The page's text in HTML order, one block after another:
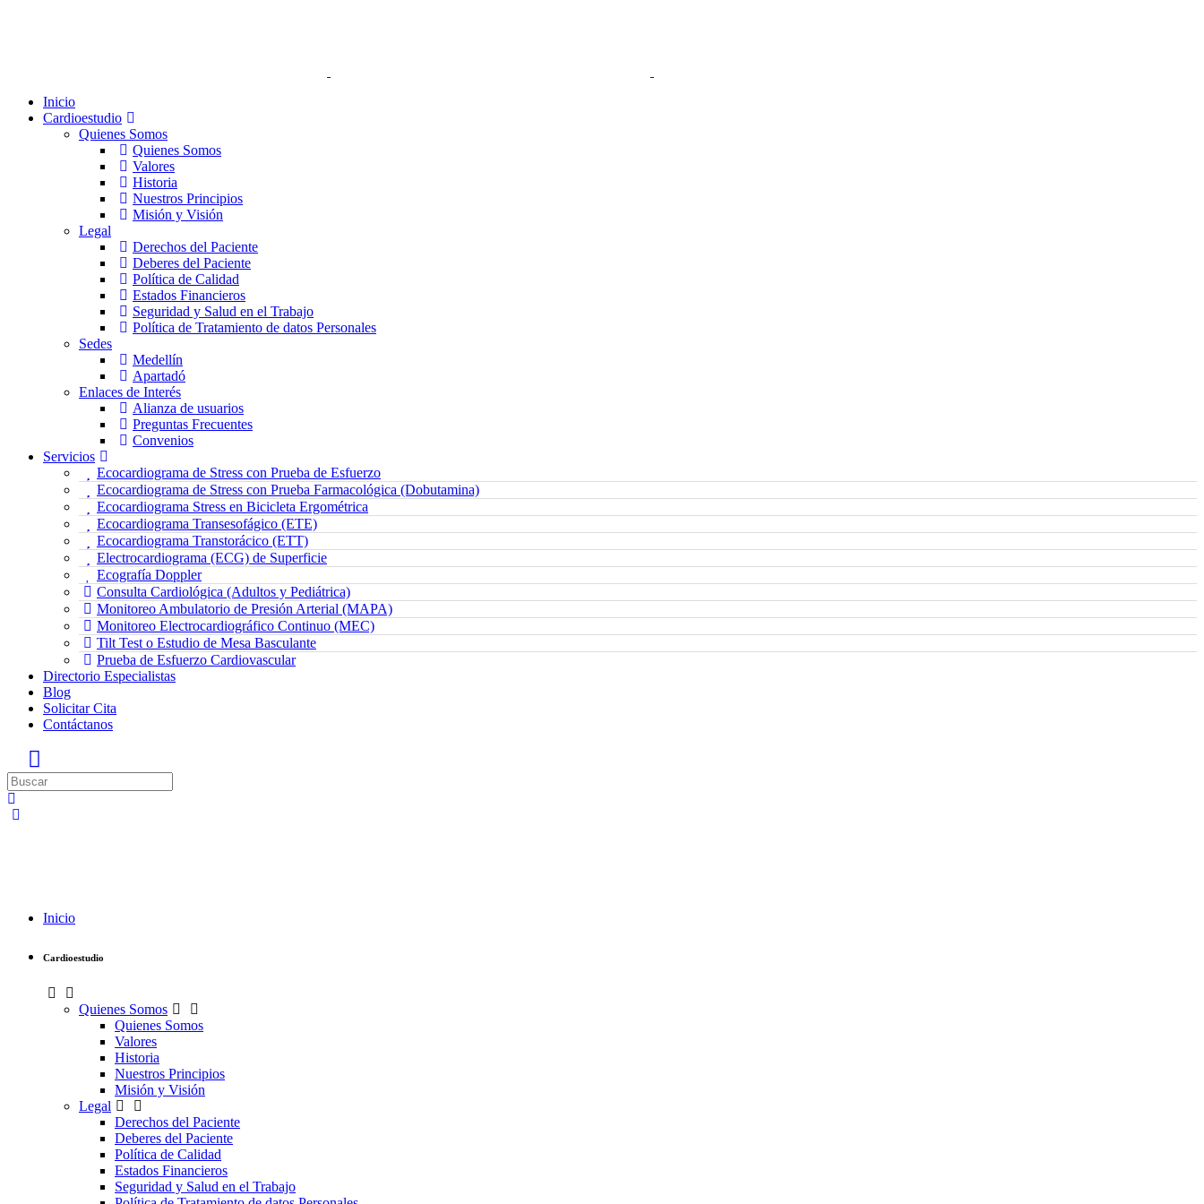
Inicio
Cardioestudio
Quienes Somos
Quienes Somos
Valores
Historia
Nuestros Principios
Misión y Visión
Legal
Derechos del Paciente
Deberes del Paciente
Política de Calidad
Estados Financieros
Seguridad y Salud en el Trabajo
Política de Tratamiento de datos Personales
Sedes
Medellín
Apartadó
Enlaces de Interés
Alianza de usuarios
Preguntas Frecuentes
Convenios
Servicios
Ecocardiograma de Stress con Prueba de Esfuerzo
Ecocardiograma de Stress con Prueba Farmacológica (Dobutamina)
Ecocardiograma Stress en Bicicleta Ergométrica
Ecocardiograma Transesofágico (ETE)
Ecocardiograma Transtorácico (ETT)
Electrocardiograma (ECG) de Superficie
Ecografía Doppler
Consulta Cardiológica (Adultos y Pediátrica)
Monitoreo Ambulatorio de Presión Arterial (MAPA)
Monitoreo Electrocardiográfico Continuo (MEC)
Tilt Test o Estudio de Mesa Basculante
Prueba de Esfuerzo Cardiovascular
Directorio Especialistas
Blog
Solicitar Cita
Contáctanos
Inicio
Cardioestudio
Quienes Somos
Quienes Somos
Valores
Historia
Nuestros Principios
Misión y Visión
Legal
Derechos del Paciente
Deberes del Paciente
Política de Calidad
Estados Financieros
Seguridad y Salud en el Trabajo